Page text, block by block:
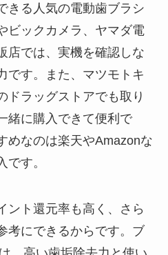
きる人気の電動歯ブラシ
ビックカメラ、ヤマダ電
店では、実機を確認しな
です。また、マツモトキ
ドラッグストアでも取り
緒に購入できて便利で
めなのは楽天やAmazonな
です。
ント還元率も高く、さら
考にできるからです。ブ